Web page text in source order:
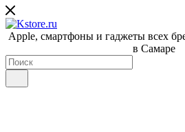
Apple, cмартфоны и гаджеты всех
в Самаре